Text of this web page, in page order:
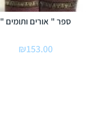
ספר " אורים ותומים "
₪153.00